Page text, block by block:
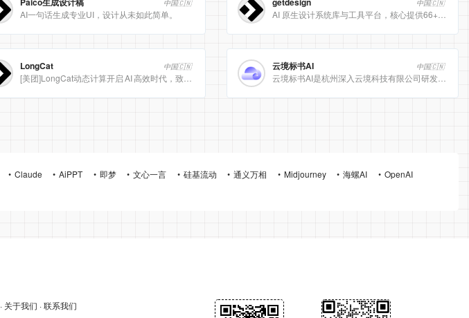
中国🇨🇳
AI一句话生成专业UI，设计从未如此简单。
中国🇨🇳
LongCat 中国🇨🇳
[美团]LongCat动态计算开启 AI 高效时代，致力于为用户提供高效、精准、多模态的人工智能服务。
云境标书AI 中国🇨🇳
Claude AiPPT 即梦 文心一言 硅基流动 通义万相 Midjourney 海螺AI
OpenAI
· 关于我们 · 联系我们